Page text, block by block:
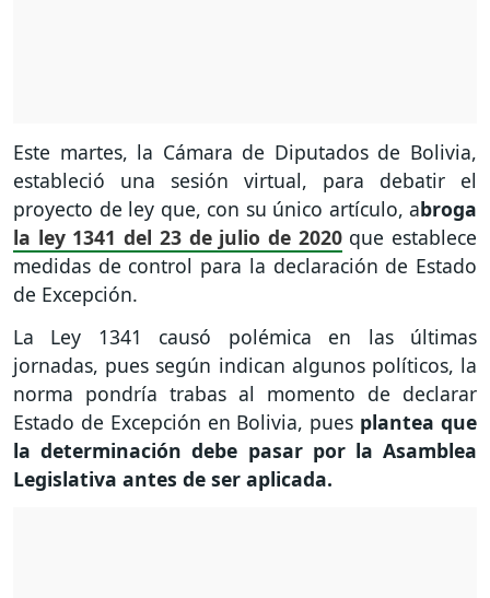
Este martes, la Cámara de Diputados de Bolivia,
estableció una sesión virtual, para debatir el
proyecto de ley que, con su único artículo, abroga
la ley 1341 del 23 de julio de 2020 que establece
medidas de control para la declaración de Estado
de Excepción.
La Ley 1341 causó polémica en las últimas
jornadas, pues según indican algunos políticos, la
norma pondría trabas al momento de declarar
Estado de Excepción en Bolivia, pues plantea que
la determinación debe pasar por la Asamblea
Legislativa antes de ser aplicada.